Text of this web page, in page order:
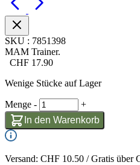
SKU : 7851398
MAM Trainer.
CHF 17.90
Wenige Stücke auf Lager
Menge -
+
In den Warenkorb
Versand: CHF 10.50 / Gratis über